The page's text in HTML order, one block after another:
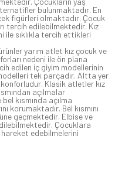
bulunmaktadır. En
figürleri olmaktadır. Çocuk
tercih edilebilmektedir. Kız
ile sıklıkla tercih ettikleri
yarım atlet kız çocuk ve
nedeni ile ön plana
edilen iç giyim modellerinin
tek parçadır. Altta yer
Klasik atletler kız
açılmalar
kısmında açılma
korumaktadır. Bel kısmını
geçmektedir. Elbise ve
Çocuklara
edebilmelerini